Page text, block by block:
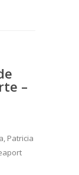
–
Patricia